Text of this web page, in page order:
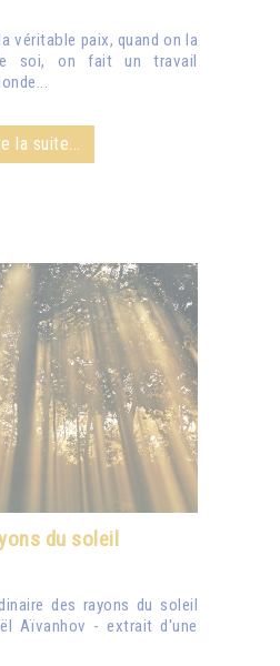
véritable paix, quand on la
soi, on fait un travail
la suite...
du soleil
des rayons du soleil
Aïvanhov - extrait d'une